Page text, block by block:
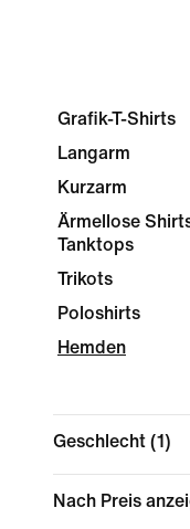
Grafik-T-Shirts
Langarm
Kurzarm
Ärmellose
Tanktops
Trikots
Poloshirts
Hemden
Geschlecht (1)
Nach Preis